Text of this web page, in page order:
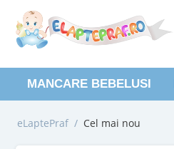
MANCARE BEBELUSI
eLaptePraf / Cel mai nou